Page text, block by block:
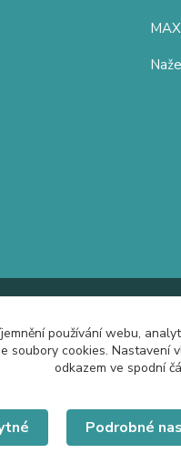
používání webu,
soubory cookies.
odkazem ve spodní
Podrobné